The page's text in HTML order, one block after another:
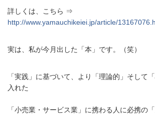
詳しくは、こちら ⇒
http://www.yamauchikeiei.jp/article/
実は、私が今月出した「本」です。（笑）
「実践」に基づいて、より「理論的」そして
入れた
「小売業・サービス業」に携わる人に必携の